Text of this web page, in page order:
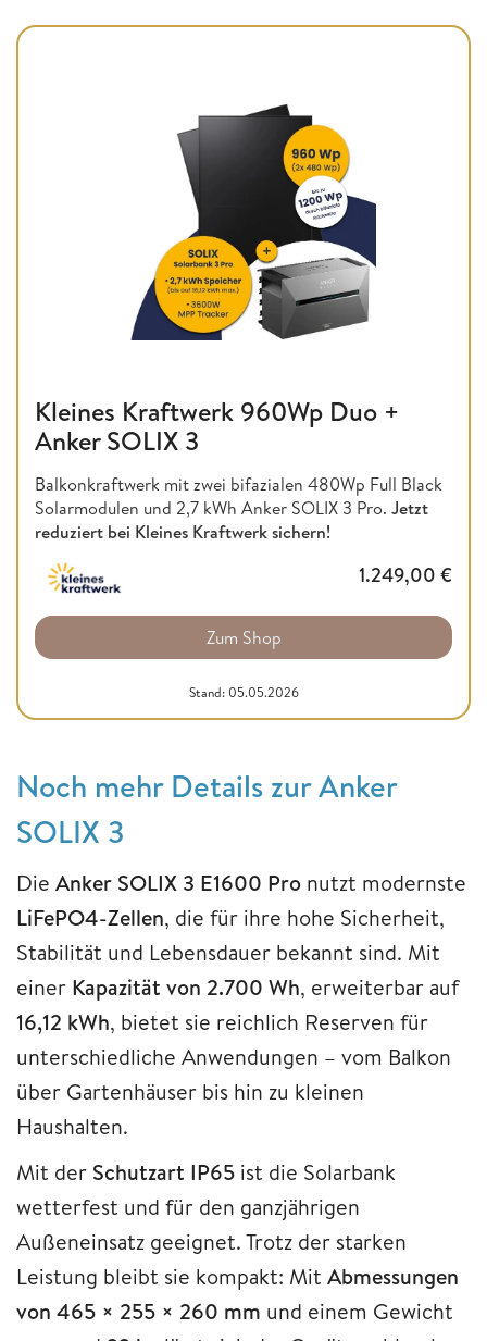
Kleines Kraftwerk 960Wp Duo +
Anker SOLIX 3
Balkonkraftwerk mit zwei bifazialen 480Wp Full Black
Solarmodulen und 2,7 kWh Anker SOLIX 3 Pro. Jetzt
reduziert bei Kleines Kraftwerk sichern!
1.249,00 €
Zum Shop
Stand: 05.05.2026
Noch mehr Details zur Anker
SOLIX 3
Die Anker SOLIX 3 E1600 Pro nutzt modernste
LiFePO4-Zellen, die für ihre hohe Sicherheit,
Stabilität und Lebensdauer bekannt sind. Mit
einer Kapazität von 2.700 Wh, erweiterbar auf
16,12 kWh, bietet sie reichlich Reserven für
unterschiedliche Anwendungen – vom Balkon
über Gartenhäuser bis hin zu kleinen
Haushalten.
Mit der Schutzart IP65 ist die Solarbank
wetterfest und für den ganzjährigen
Außeneinsatz geeignet. Trotz der starken
Leistung bleibt sie kompakt: Mit Abmessungen
von 465 × 255 × 260 mm und einem Gewicht